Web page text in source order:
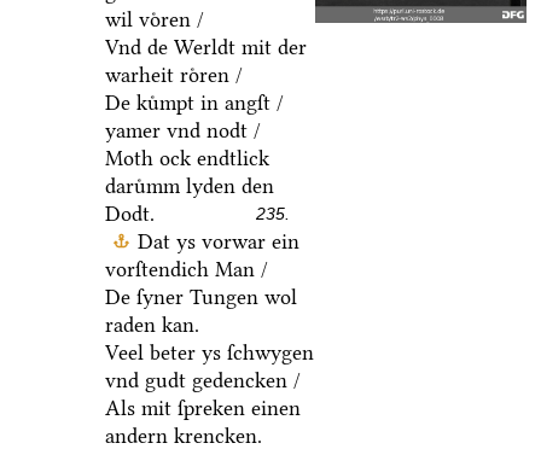
wil voͤren /
Vnd de Werldt mit der
warheit roͤren /
De kuͤmpt in angſt /
yamer vnd nodt /
Moth ock endtlick
daruͤmm lyden den
Dodt.
235.
Dat ys vorwar ein
vorſtendich Man /
De ſyner Tungen wol
raden kan.
Veel beter ys ſchwygen
vnd gudt gedencken /
Als mit ſpreken einen
andern krencken.